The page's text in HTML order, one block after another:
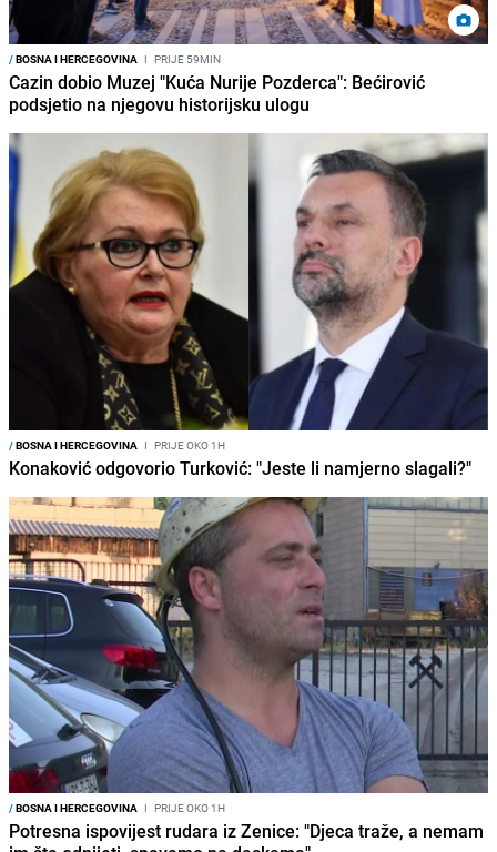
/BOSNA I HERCEGOVINA I PRIJE 59MIN
Cazin dobio Muzej "Kuća Nurije Pozderca": Bećirović
podsjetio na njegovu historijsku ulogu
/BOSNA I HERCEGOVINA I PRIJE OKO 1H
Konaković odgovorio Turković: "Jeste li namjerno slagali?"
/BOSNA I HERCEGOVINA I PRIJE OKO 1H
Potresna ispovijest rudara iz Zenice: "Djeca traže, a nemam